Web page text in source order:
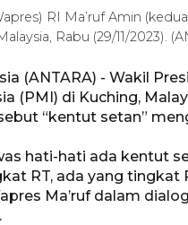
RI Ma’ruf Amin
Rabu (29/11/2023).
(ANTARA) - Wakil
(PMI) di Kuching,
“kentut setan”
hati-hati ada kentut
RT, ada yang tingkat
Ma’ruf dalam